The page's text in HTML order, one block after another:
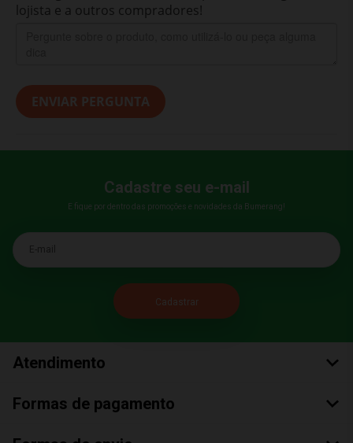
lojista e a outros compradores!
ENVIAR PERGUNTA
Cadastre seu e-mail
E fique por dentro das promoções e novidades da Bumerang!
E-mail
Atendimento
Formas de pagamento